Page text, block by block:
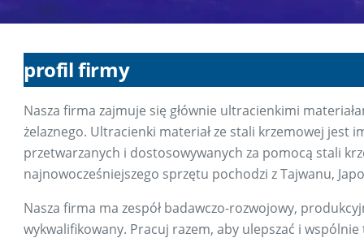
profil firmy
Nasza firma zajmuje się głównie ultracienkimi
żelaznego. Ultracienki materiał ze stali krzemowej jest
przetwarzanych i dostosowywanych za pomocą stali
najnowocześniejszego sprzętu pochodzi z Tajwanu,
Nasza firma ma zespół badawczo-rozwojowy,
wykwalifikowany. Pracuj razem, aby ulepszać i